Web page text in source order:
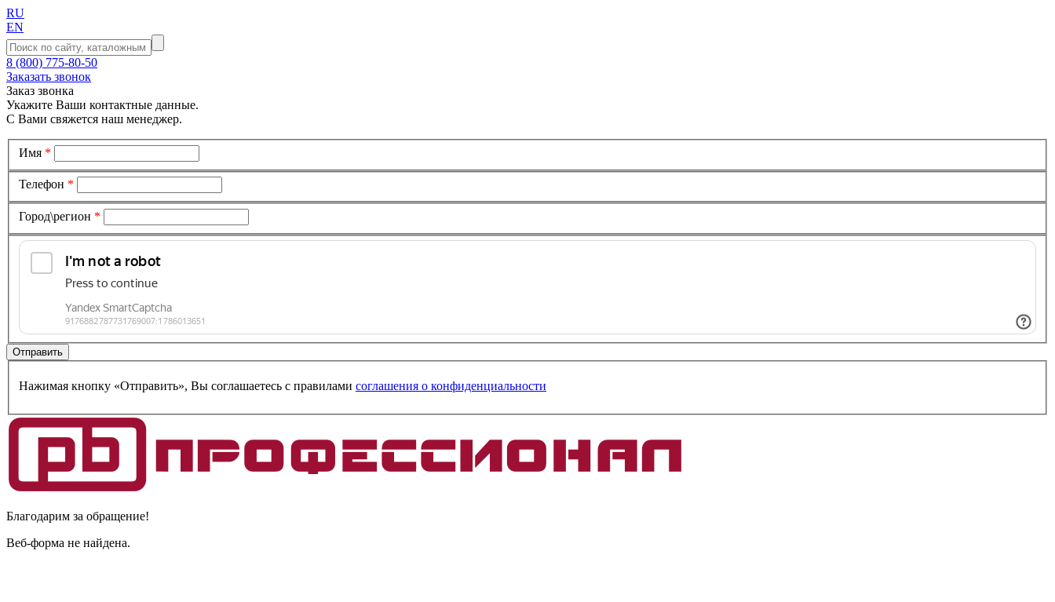
RU
EN
8 (800) 775-80-50
Заказать звонок
Заказ звонка
Укажите Ваши контактные данные.
С Вами свяжется наш менеджер.
Имя *
Телефон *
Город\регион *
Нажимая кнопку «Отправить», Вы соглашаетесь c правилами соглашения о конфиденциальности
Благодарим за обращение!
Веб-форма не найдена.